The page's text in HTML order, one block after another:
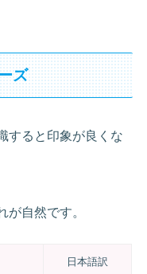
ズ
すると印象が良くな
が自然です。
日本語訳